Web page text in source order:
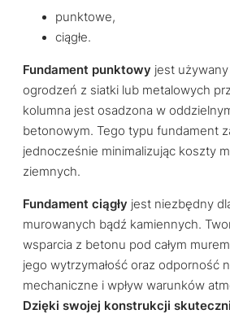
punktowe,
ciągłe.
Fundament punktowy jest
ogrodzeń z siatki lub metalowych
kolumna jest osadzona w
betonowym. Tego typu fundament
jednocześnie minimalizując koszty
ziemnych.
Fundament ciągły jest niezbędny
murowanych bądź kamiennych.
wsparcia z betonu pod całym
jego wytrzymałość oraz odporność
mechaniczne i wpływ warunków
Dzięki swojej konstrukcji